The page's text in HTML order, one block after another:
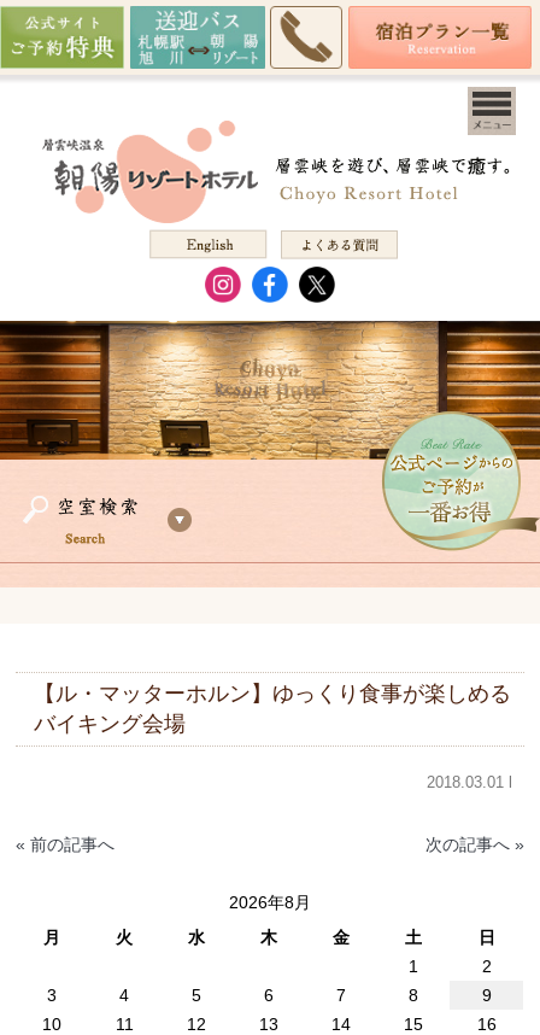
【ル・マッターホルン】ゆっくり食事が楽しめる
バイキング会場
2018.03.01 l
« 前の記事へ 次の記事へ »
2026年8月
月
火 水 木 金 土
日
1
2
3
4 5 6 7 8
9
10
11 12 13 14 15
16